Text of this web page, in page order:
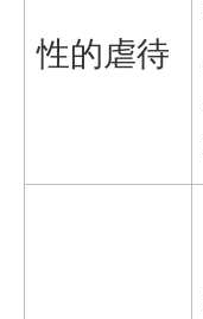
性的虐待